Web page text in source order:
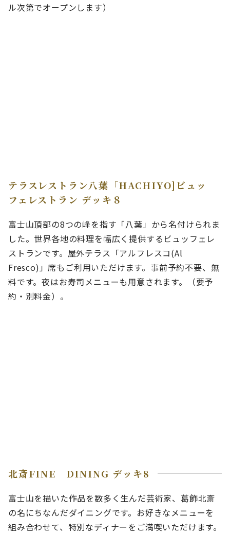
ル次第でオープンします）
テラスレストラン八葉「HACHIYO]ビュッ
フェレストラン デッキ８
富士山頂部の8つの峰を指す「八葉」から名付けられま
した。世界各地の料理を幅広く提供するビュッフェレ
ストランです。屋外テラス「アルフレスコ(Al
Fresco)」席もご利用いただけます。事前予約不要、無
料です。夜はお寿司メニューも用意されます。（要予
約・別料金）。
北斎FINE DINING デッキ8
富士山を描いた作品を数多く生んだ芸術家、葛飾北斎
の名にちなんだダイニングです。お好きなメニューを
組み合わせて、特別なディナーをご満喫いただけます。